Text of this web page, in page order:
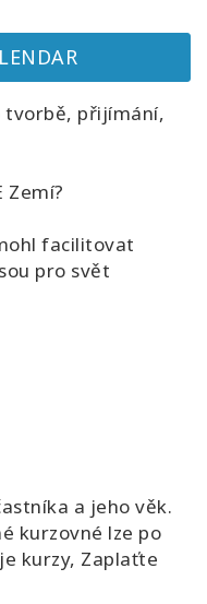
tvorbě, přijímání,
Zemí?
facilitovat
pro svět
a jeho věk.
kurzovné lze po
kurzy, Zaplaťte